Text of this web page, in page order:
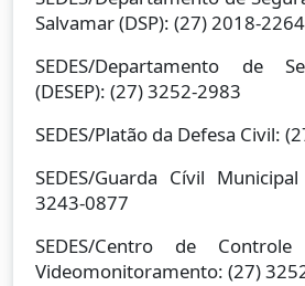
Salvamar (DSP): (27) 2018-2264
SEDES/Departamento de
(DESEP): (27) 3252-2983
SEDES/Platão da Defesa Civil:
SEDES/Guarda Cívil
3243-0877
SEDES/Centro de
Videomonitoramento: (27)